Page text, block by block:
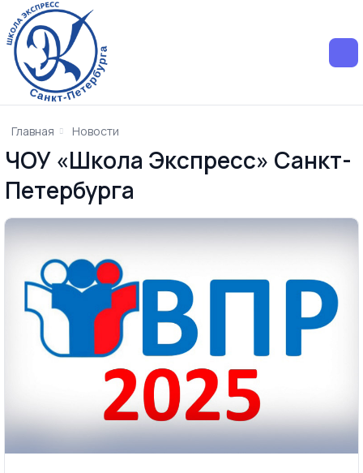
Главная Новости
ЧОУ «Школа Экспресс» Санкт-
Петербурга